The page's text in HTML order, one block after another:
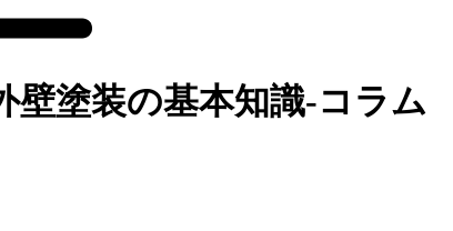
塗装の基本知識‐コラム